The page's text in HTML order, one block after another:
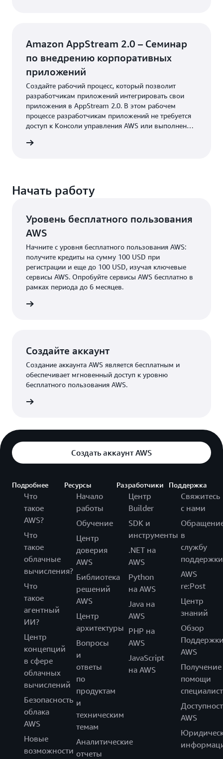
Amazon AppStream 2.0 – Семинар
по внедрению корпоративных
приложений
Создайте рабочий процесс, который позволит
разработчикам приложений интегрировать свои
приложения в AppStream 2.0. В этом рабочем
процессе разработчикам приложений не требуется
доступ к Консоли управления AWS или выполнение
Начать работу
Уровень бесплатного пользования
AWS
Начните c уровня бесплатного пользования AWS:
получите кредиты на сумму 100 USD при
регистрации и еще до 100 USD, изучая ключевые
сервисы AWS. Опробуйте сервисы AWS бесплатно в
рамках периода до 6 месяцев.
Создайте аккаунт
Создание аккаунта AWS является бесплатным и
обеспечивает мгновенный доступ к уровню
бесплатного пользования AWS.
Создать аккаунт AWS
Подробнее
Что
такое
AWS?
Что
такое
облачные
вычисления?
Что
такое
агентный
ИИ?
Центр
концепций
в сфере
облачных
вычислений
Безопасность
облака
AWS
Новые
возможности
Ресурсы
Начало
работы
Обучение
Центр
доверия
AWS
Библиотека
решений
AWS
Центр
архитектуры
Вопросы
и
ответы
по
продуктам
и
техническим
темам
Аналитические
отчеты
Разработчики
Центр
Builder
SDK и
инструменты
.NET на
AWS
Python
на AWS
Java на
AWS
PHP на
AWS
JavaScript
на AWS
Поддержка
Свяжитесь
с нами
в
службу
поддержки
AWS
re:Post
Центр
знаний
Обзор
AWS
Получение
помощи
AWS